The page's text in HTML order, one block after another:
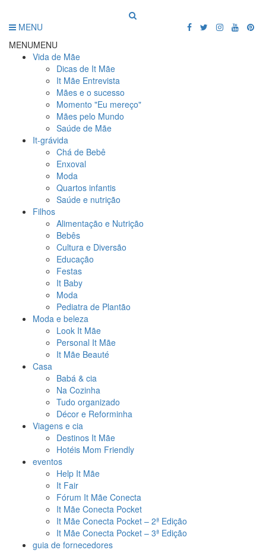
MENU
MENUMENU
Vida de Mãe
Dicas de It Mãe
It Mãe Entrevista
Mães e o sucesso
Momento "Eu mereço"
Mães pelo Mundo
Saúde de Mãe
It-grávida
Chá de Bebê
Enxoval
Moda
Quartos infantis
Saúde e nutrição
Filhos
Alimentação e Nutrição
Bebês
Cultura e Diversão
Educação
Festas
It Baby
Moda
Pediatra de Plantão
Moda e beleza
Look It Mãe
Personal It Mãe
It Mãe Beauté
Casa
Babá & cia
Na Cozinha
Tudo organizado
Décor e Reforminha
Viagens e cia
Destinos It Mãe
Hotéis Mom Friendly
eventos
Help It Mãe
It Fair
Fórum It Mãe Conecta
It Mãe Conecta Pocket
It Mãe Conecta Pocket – 2ª Edição
It Mãe Conecta Pocket – 3ª Edição
guia de fornecedores